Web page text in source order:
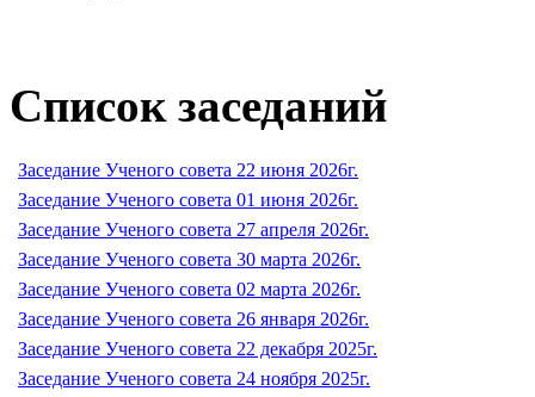
Список заседаний
Заседание Ученого совета 22 июня 2026г.
Заседание Ученого совета 01 июня 2026г.
Заседание Ученого совета 27 апреля 2026г.
Заседание Ученого совета 30 марта 2026г.
Заседание Ученого совета 02 марта 2026г.
Заседание Ученого совета 26 января 2026г.
Заседание Ученого совета 22 декабря 2025г.
Заседание Ученого совета 24 ноября 2025г.